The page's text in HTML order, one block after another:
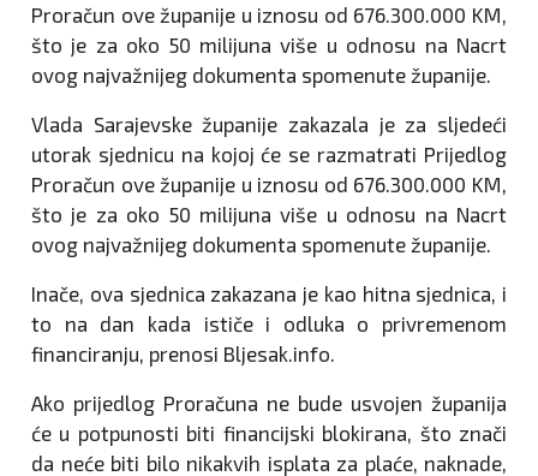
Proračun ove županije u iznosu od 676.300.000 KM,
što je za oko 50 milijuna više u odnosu na Nacrt
ovog najvažnijeg dokumenta spomenute županije.
Vlada Sarajevske županije zakazala je za sljedeći
utorak sjednicu na kojoj će se razmatrati Prijedlog
Proračun ove županije u iznosu od 676.300.000 KM,
što je za oko 50 milijuna više u odnosu na Nacrt
ovog najvažnijeg dokumenta spomenute županije.
Inače, ova sjednica zakazana je kao hitna sjednica, i
to na dan kada ističe i odluka o privremenom
financiranju, prenosi Bljesak.info.
Ako prijedlog Proračuna ne bude usvojen županija
će u potpunosti biti financijski blokirana, što znači
da neće biti bilo nikakvih isplata za plaće, naknade,